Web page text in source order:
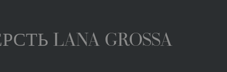
LANA GROSSA